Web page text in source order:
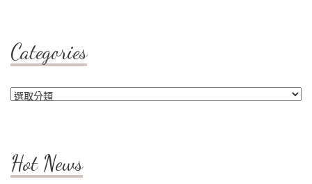
Categories
Categories
Hot News